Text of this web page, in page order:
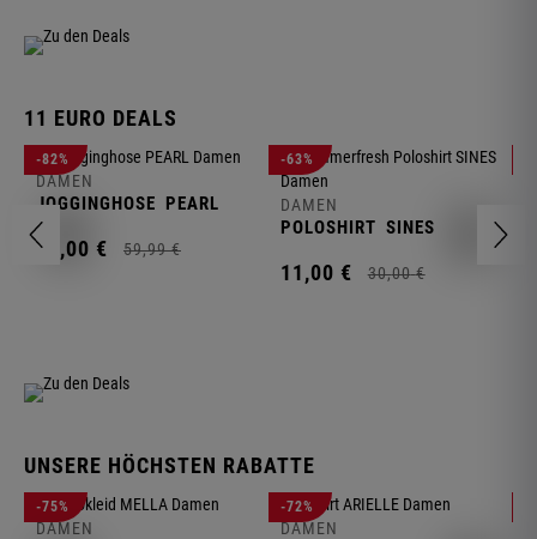
11 EURO DEALS
-82%
DAMEN
JOGGINGHOSE PEARL
11,00 € 59,99 €
-63%
DAMEN
POLOSHIRT SINES
11,00 € 30,00 €
UNSERE HÖCHSTEN RABATTE
-75%
DAMEN
-72%
DAMEN